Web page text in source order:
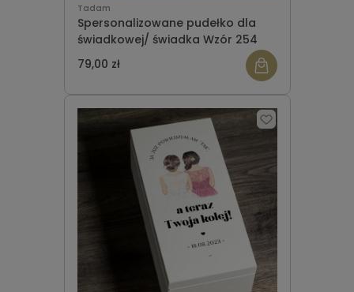
Tadam
Spersonalizowane pudełko dla
świadkowej/ świadka Wzór 254
79,00 zł